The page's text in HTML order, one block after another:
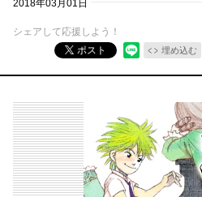
2018年03月01日
シェアして応援しよう！
ポスト
埋め込む